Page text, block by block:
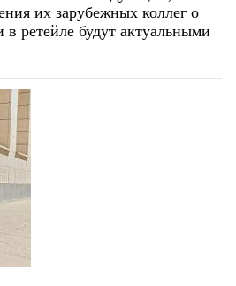
их зарубежных коллег о
ретейле будут актуальными